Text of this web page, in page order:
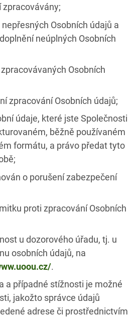
Osobních údajů a
neúplných Osobních
Osobních
zpracování Osobních údajů;
údaje, které jste Společnosti
běžně používaném
formátu, a právo předat tyto
o porušení zabezpečení
proti zpracování Osobních
u dozorového úřadu, tj. u
osobních údajů, na
.
a případné stížnosti je možné
jakožto správce údajů
adrese či prostřednictvím